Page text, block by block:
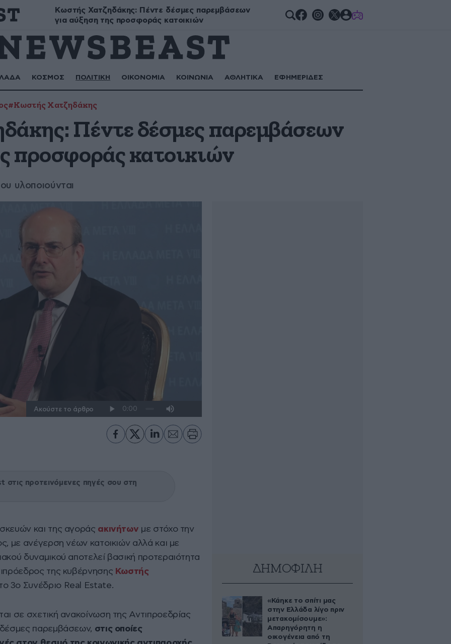
Σωτήρης, Σωτηρία, Ευμορφία, Μορφούλα GAMES
ΚΟΣΜΟΣ ΠΟΛΙΤΙΚΗ ΟΙΚΟΝΟΜΙΑ ΚΟΙΝΩΝΙΑ ΑΘΛΗΤΙΚΑ ΕΦΗΜΕΡΙΔΕΣ
Κωστής Χατζηδάκης: Πέντε δέσμες παρεμβάσεων
για αύξηση της προσφοράς κατοικιών
#Κωστής Χατζηδάκης
Πέντε δέσμες παρεμβάσεων
προσφοράς κατοικιών
υλοποιούνται
Ακούστε το άρθρο
στις προτεινόμενες πηγές σου στη
και της αγοράς ακινήτων με στόχο την
με ανέγερση νέων κατοικιών αλλά και με
δυναμικού αποτελεί βασική προτεραιότητα
της κυβέρνησης Κωστής
3ο Συνέδριο Real Estate.
σε σχετική ανακοίνωση της Αντιπροεδρίας
παρεμβάσεων, στις οποίες
ΔΗΜΟΦΙΛΗ
«Κάηκε το σπίτι μας
στην Ελλάδα λίγο πριν
μετακομίσουμε»:
Απαρηγόρητη η
οικογένεια από τη